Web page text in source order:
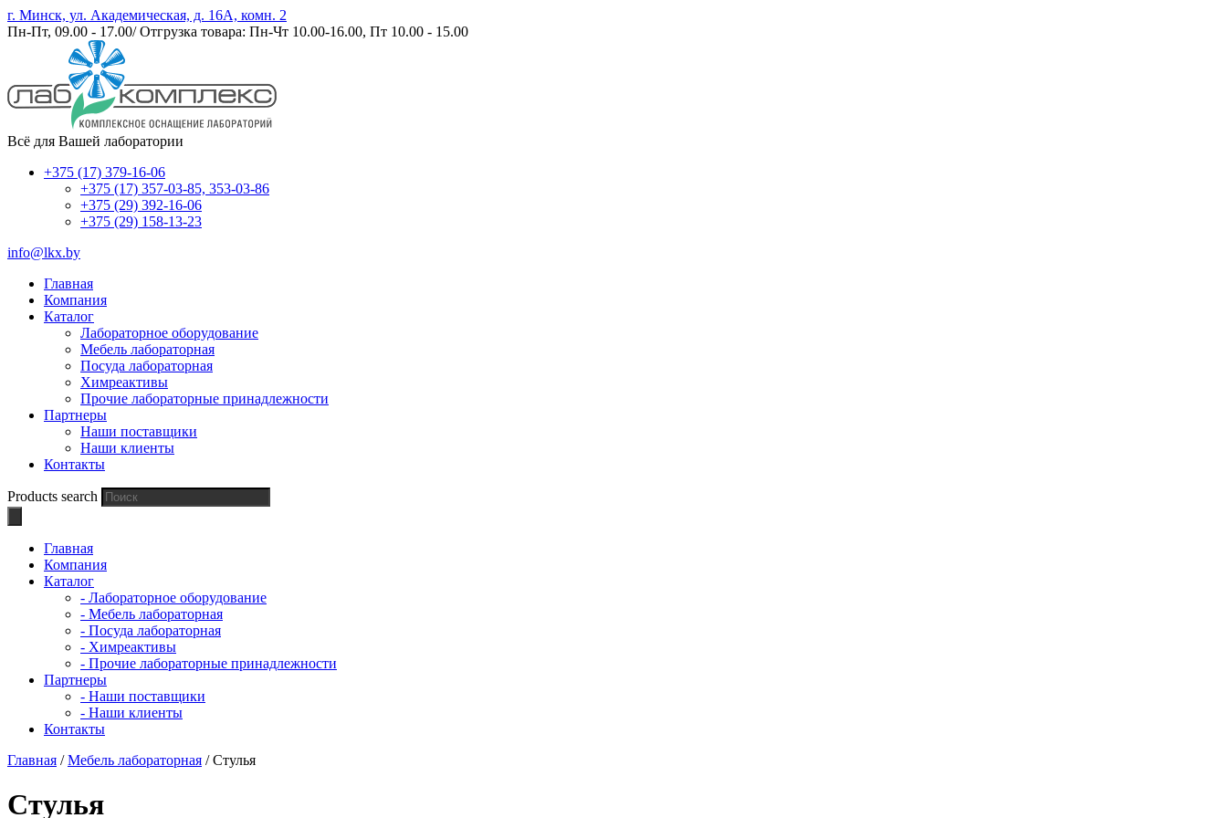
г. Минск, ул. Академическая, д. 16А, комн. 2
Пн-Пт, 09.00 - 17.00/ Отгрузка товара: Пн-Чт 10.00-16.00, Пт 10.00 - 15.00
Всё для Вашей лаборатории
+375 (17) 379-16-06
+375 (17) 357-03-85, 353-03-86
+375 (29) 392-16-06
+375 (29) 158-13-23
info@lkx.by
Главная
Компания
Каталог
Лабораторное оборудование
Мебель лабораторная
Посуда лабораторная
Химреактивы
Прочие лабораторные принадлежности
Партнеры
Наши поставщики
Наши клиенты
Контакты
Products search
Главная
Компания
Каталог
- Лабораторное оборудование
- Мебель лабораторная
- Посуда лабораторная
- Химреактивы
- Прочие лабораторные принадлежности
Партнеры
- Наши поставщики
- Наши клиенты
Контакты
Главная /Мебель лабораторная / Стулья
Стулья